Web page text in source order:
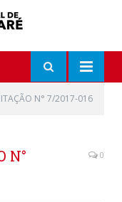
N° 7/2017-016
N°
0